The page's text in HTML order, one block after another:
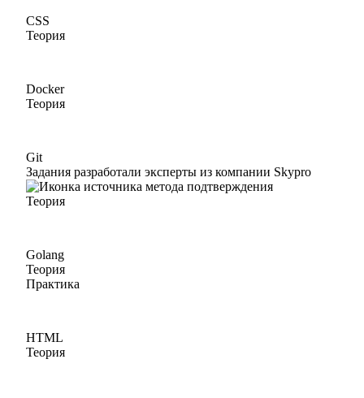
CSS
Теория
Docker
Теория
Git
Задания разработали эксперты из компании Skypro
Теория
Golang
Теория
Практика
HTML
Теория